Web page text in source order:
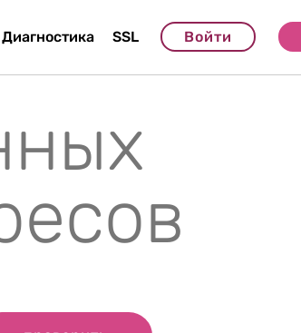
Диагностика SSL Войти